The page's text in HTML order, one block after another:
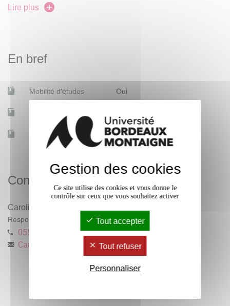
disposeront d’une culture générale utile pour toutes les
africains, les puissances extrême-orientales, les Lumières,
Lire plus
En bref
Mobilité d'études Oui
Effectif 400
Contacts
Caroline Le Mao
Responsable pédagogique
0557126111
Caroline.Le-Mao
u-bordeaux-montaigne.fr
Gestion des cookies
Ce site utilise des cookies et vous donne le
contrôle sur ceux que vous souhaitez activer
Tout accepter
Tout refuser
Personnaliser